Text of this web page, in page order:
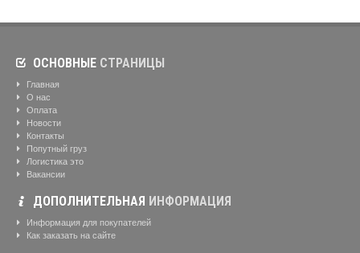
ОСНОВНЫЕ СТРАНИЦЫ
Главная
О нас
Оплата
Новости
Контакты
Попутный груз
Логистика это
Вакансии
ДОПОЛНИТЕЛЬНАЯ ИНФОРМАЦИЯ
Информация для покупателей
Как заказать на сайте